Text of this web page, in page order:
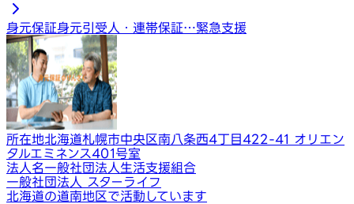
身元保証身元引受人・連帯保証…緊急支援
所在地北海道札幌市中央区南八条西4丁目422-41 オリエン
タルエミネンス401号室
法人名一般社団法人生活支援組合
一般社団法人 スターライフ
北海道の道南地区で活動しています